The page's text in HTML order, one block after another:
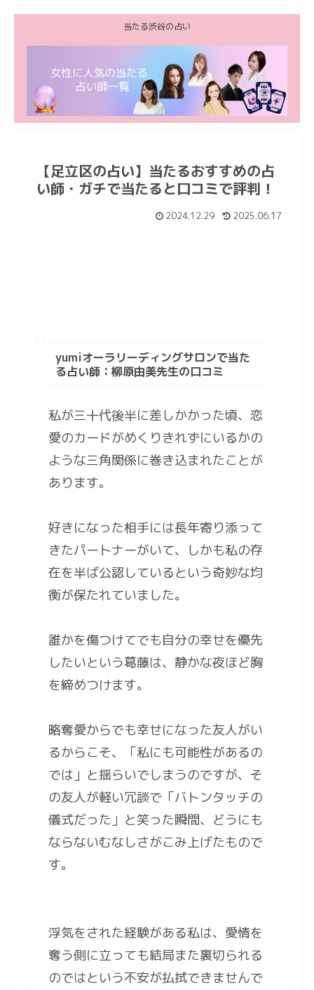
当たる渋谷の占い
【足立区の占い】当たるおすすめの占
い師・ガチで当たると口コミで評判！
2024.12.29 2025.06.17
yumiオーラリーディングサロンで当た
る占い師：柳原由美先生の口コミ
私が三十代後半に差しかかった頃、恋
愛のカードがめくりきれずにいるかの
ような三角関係に巻き込まれたことが
あります。
好きになった相手には長年寄り添って
きたパートナーがいて、しかも私の存
在を半ば公認しているという奇妙な均
衡が保たれていました。
誰かを傷つけてでも自分の幸せを優先
したいという葛藤は、静かな夜ほど胸
を締めつけます。
略奪愛からでも幸せになった友人がい
るからこそ、「私にも可能性があるの
では」と揺らいでしまうのですが、そ
の友人が軽い冗談で「バトンタッチの
儀式だった」と笑った瞬間、どうにも
ならないむなしさがこみ上げたもので
す。
浮気をされた経験がある私は、愛情を
奪う側に立っても結局また裏切られる
のではという不安が払拭できませんで